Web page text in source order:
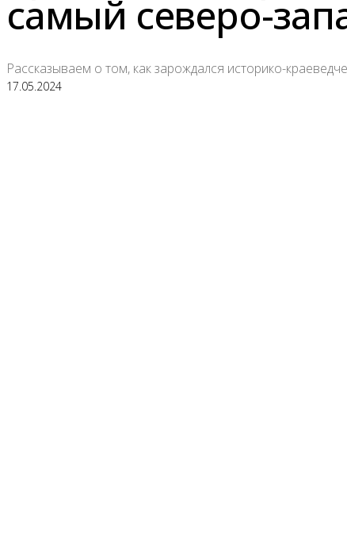
самый северо-
Рассказываем о том, как зарождался историко-
17.05.2024